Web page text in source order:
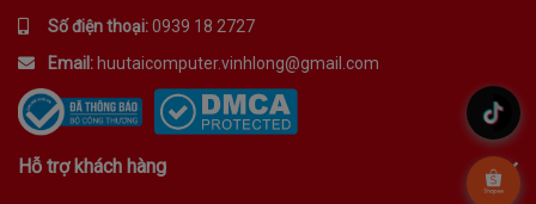
Số điện thoại:0939 18 2727
Email: huutaicomputer.vinhlong@gmail.com
Hỗ trợ khách hàng
.
.